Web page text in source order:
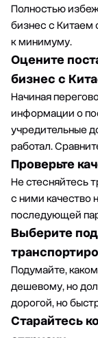
Полностью
бизнес с Китаем
к минимуму.
Оцените
бизнес с
Начиная
информации о
учредительные
работал.
Проверьте
Не стесняйтесь
с ними качество
последующей
Выберите
Подумайте,
дешевому, но
дорогой, но
Старайтесь